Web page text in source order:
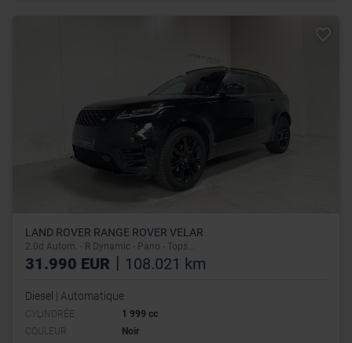
LAND ROVER RANGE ROVER VELAR
2.0d Autom. - R Dynamic - Pano - Tops...
31.990 EUR | 108.021 km
Diesel | Automatique
CYLINDRÉE
1 999 cc
COULEUR
Noir